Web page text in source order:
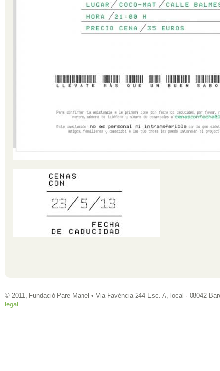
© 2011, Fundació Pare Manel • Via Favència 244 Esc. A, local · 08042
legal